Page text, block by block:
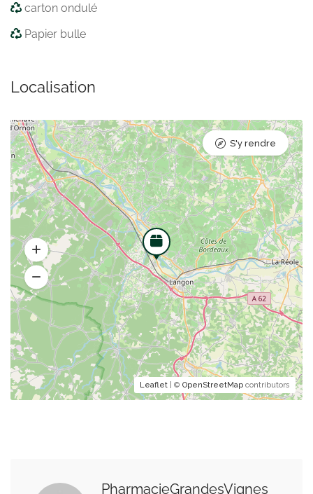
carton ondulé
Papier bulle
Localisation
Leaflet | © OpenStreetMap contributors
S'y rendre
PharmacieGrandesVignes